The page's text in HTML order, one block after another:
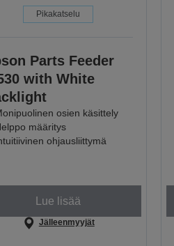
Pikakatselu
Parts Feeder
with White
osien käsittely
määritys
ohjausliittymä
Lue lisää
Jälleenmyyjät